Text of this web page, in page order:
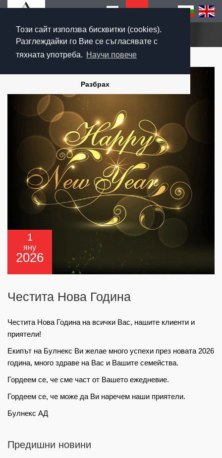
Този сайт използва бисквитки (cookies).
Разглеждайки го Вие се съгласявате с
тяхната употреба. Научи повече
Разбрах
Начало
1
яну
2026
Честита Нова Година
Честита Нова Година на всички Вас, нашите клиенти и
приятели!
Екипът на Булнекс Ви желае много успехи през новата 2026
година, много здраве на Вас и Вашите семейства.
Гордеем се, че сме част от Вашето ежедневие.
Гордеем се, че може да Ви наречем наши приятели.
Булнекс АД
Предишни новини